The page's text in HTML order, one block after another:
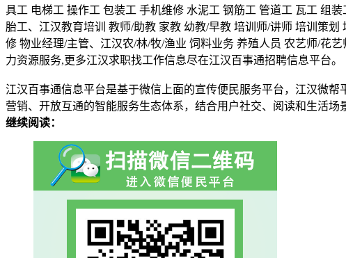
具工 电梯工 操作工 包装工 手机维修 水泥工 钢筋工 管道工 瓦工 组
胎工、江汉教育培训 教师/助教 家教 幼教/早教 培训师/讲师 培训策
修 物业经理/主管、江汉农/林/牧/渔业 饲料业务 养殖人员 农艺师/花
力资源服务,更多江汉求职找工作信息尽在江汉百事通招聘信息平台。
江汉百事通信息平台是基于微信上面的宣传便民服务平台，江汉微
营销、开放互通的智能服务生态体系，结合用户社交、阅读和生活场
继续阅读：